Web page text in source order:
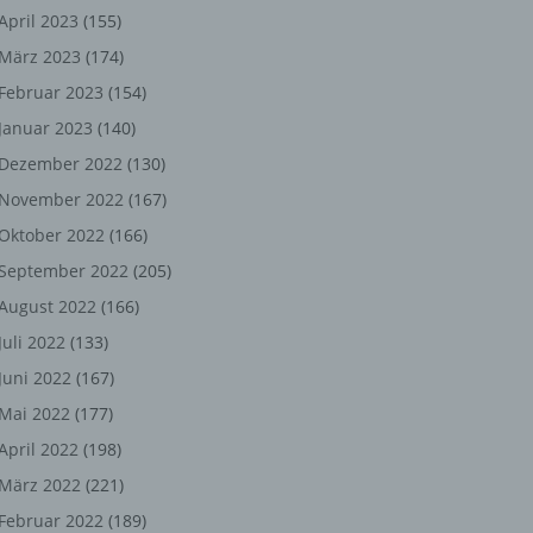
2023 (155)
März 2023 (174)
Februar 2023 (154)
Januar 2023 (140)
Dezember 2022 (130)
November 2022 (167)
Oktober 2022 (166)
September 2022 (205)
2022 (166)
Juli 2022 (133)
Juni 2022 (167)
Mai 2022 (177)
2022 (198)
März 2022 (221)
Februar 2022 (189)
oder